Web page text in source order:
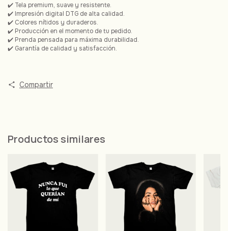
✔️ Tela premium, suave y resistente.
✔️ Impresión digital DTG de alta calidad.
✔️ Colores nítidos y duraderos.
✔️ Producción en el momento de tu pedido.
✔️ Prenda pensada para máxima durabilidad.
✔️ Garantía de calidad y satisfacción.
Compartir
Productos similares